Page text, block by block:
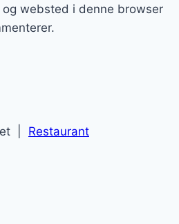
og websted i denne browser
| Restaurant